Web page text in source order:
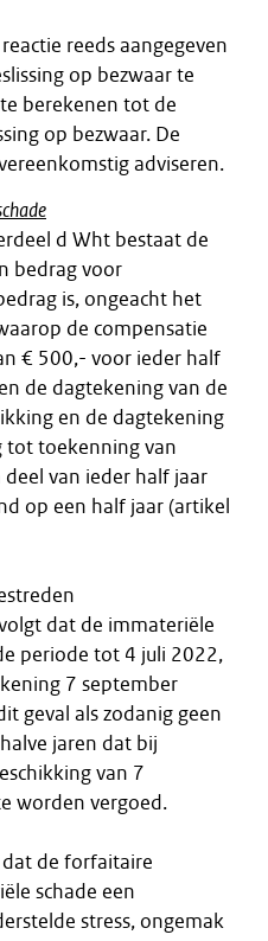
reeds aangegeven
op bezwaar te
berekenen tot de
op bezwaar. De
adviseren.
d Wht bestaat de
bedrag voor
is, ongeacht het
de compensatie
€ 500,- voor ieder half
de dagtekening van de
en de dagtekening
tot toekenning van
van ieder half jaar
op een half jaar (artikel
dat de immateriële
periode tot 4 juli 2022,
7 september
geval als zodanig geen
jaren dat bij
van 7
worden vergoed.
dat de forfaitaire
schade een
stress, ongemak